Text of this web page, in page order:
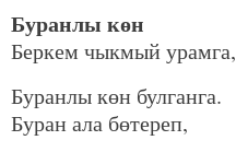
Буранлы көн
Беркем чыкмый урамга,
Буранлы көн булганга.
Буран ала бөтереп,